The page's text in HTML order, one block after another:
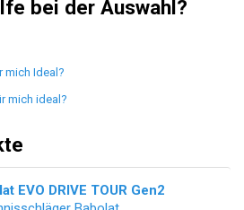
bei der Auswahl?
mich Ideal?
mich ideal?
EVO DRIVE TOUR Gen2